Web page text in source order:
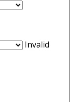
Invalid